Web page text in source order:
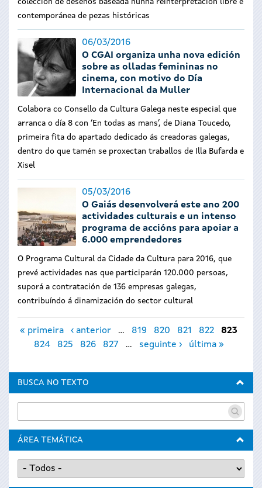
colección de deseños baseada nunha reinterpretación libre e
contemporánea de pezas históricas
06/03/2016
O CGAI organiza unha nova edición
sobre as olladas femininas no
cinema, con motivo do Día
Internacional da Muller
Colabora co Consello da Cultura Galega neste especial que
arranca o día 8 con ‘En todas as mans’, de Diana Toucedo,
primeira fita do apartado dedicado ás creadoras galegas,
dentro do que tamén se proxectan traballos de Illa Bufarda e
Xisel
05/03/2016
O Gaiás desenvolverá este ano 200
actividades culturais e un intenso
programa de accións para apoiar a
6.000 emprendedores
O Programa Cultural da Cidade da Cultura para 2016, que
prevé actividades nas que participarán 120.000 persoas,
suporá a contratación de 136 empresas galegas,
contribuíndo á dinamización do sector cultural
Páxinas
« primeira ‹ anterior … 819 820 821 822
823
824
825 826 827 … seguinte › última »
BUSCA NO TEXTO
ÁREA TEMÁTICA